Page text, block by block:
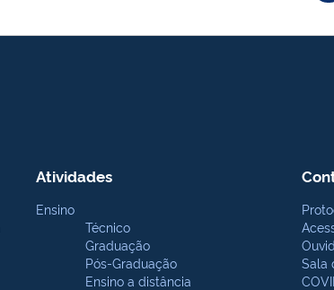
Atividades
Ensino
Técnico
Graduação
Pós-Graduação
Ensino a distância
Sala